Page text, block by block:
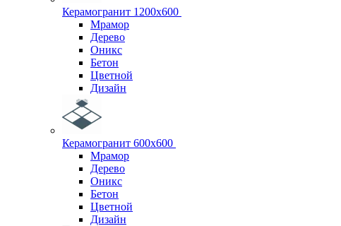
Керамогранит 1200х600
Мрамор
Дерево
Оникс
Бетон
Цветной
Дизайн
Керамогранит 600х600
Мрамор
Дерево
Оникс
Бетон
Цветной
Дизайн